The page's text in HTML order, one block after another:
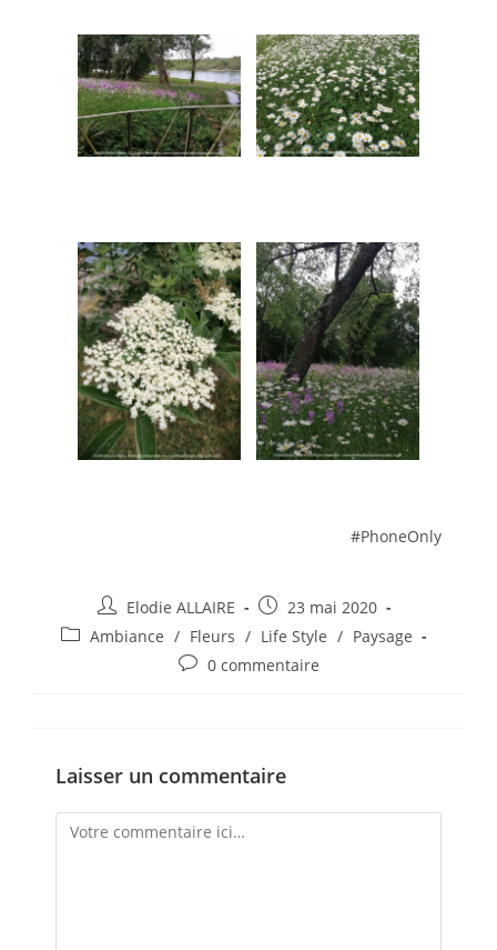
#PhoneOnly
Elodie ALLAIRE
23 mai 2020
Ambiance / Fleurs / Life Style / Paysage
0 commentaire
Laisser un commentaire